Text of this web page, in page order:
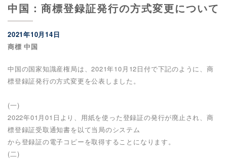
中国：商標登録証発行の方式変更について
2021年10月14日
商標 中国
中国の国家知識産権局は、2021年10月12日付で下記のように、商
標登録証発行の方式変更を公表しました。
(一)
2022年01月01日より、用紙を使った登録証の発行が廃止され、商
標登録証受取通知書を以て当局のシステム
から登録証の電子コピーを取得することになります。
(二)